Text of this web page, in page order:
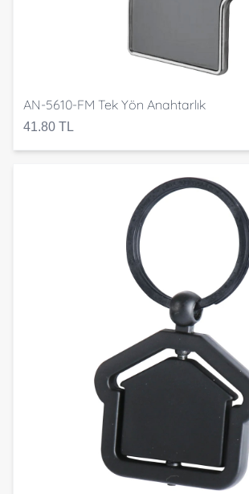
AN-5610-FM Tek Yön Anahtarlık
41.80 TL